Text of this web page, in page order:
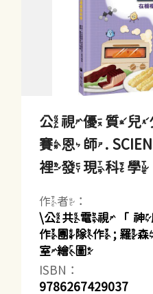
公視優質兒
賽恩師.
裡發現科學
作者：
\公共電視「
作團隊作 ; 羅
室繪圖
ISBN：
9786267429037